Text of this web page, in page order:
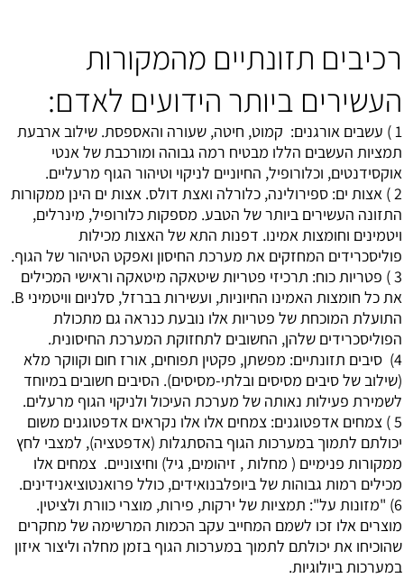
רכיבים תזונתיים מהמקורות
העשירים ביותר הידועים לאדם:
1 ) עשבים אורגנים: קמוט, חיטה, שעורה והאספסת. שילוב ארבעת
תמציות העשבים הללו מבטיח רמה גבוהה ומורכבת של אנטי
אוקסידנטים, וכלורופיל, החיוניים לניקוי וטיהור הגוף מרעליים.
2 ) אצות ים: ספירולינה, כלורלה ואצת דולס. אצות ים הינן ממקורות
התזונה העשירים ביותר של הטבע. מספקות כלורופיל, מינרלים,
ויטמינים וחומצות אמינו. דפנות התא של האצות מכילות
פוליסכרידים המחזקים את מערכת החיסון ואפקט הטיהור של הגוף.
3 ) פטריות כוח: תרכיזי פטריות שיטאקה מיטאקה וראישי המכילים
את כל חומצות האמינו החיוניות, ועשירות בברזל, סלניום וויטמיני B.
התועלת המוכחת של פטריות אלו נובעת כנראה גם מתכולת
הפוליסכרידים שלהן, החשובים לתחזוקת המערכת החיסונית.
4) סיבים תזונתיים: מפשתן, פקטין תפוחים, אורז חום וקווקר מלא
(שילוב של סיבים מסיסים ובלתי-מסיסים). הסיבים חשובים במיוחד
לשמירת פעילות נאותה של מערכת העיכול ולניקוי הגוף מרעלים.
5 ) צמחים אדפטוגנים: צמחים אלו אלו נקראים אדפטוגנים משום
יכולתם לתמוך במערכות הגוף בהסתגלות (אדפטציה), למצבי לחץ
ממקורות פנימיים ( מחלות , זיהומים, גיל) וחיצוניים. צמחים אלו
מכילים רמות גבוהות של ביופלבנואידים, כולל פרואנטוציאנידינים.
6) "מזונות על": תמציות של ירקות, פירות, מוצרי כוורת ולציטין.
מוצרים אלו זכו לשמם המחייב עקב הכמות המרשימה של מחקרים
שהוכיחו את יכולתם לתמוך במערכות הגוף בזמן מחלה וליצור איזון
במערכות ביולוגיות.